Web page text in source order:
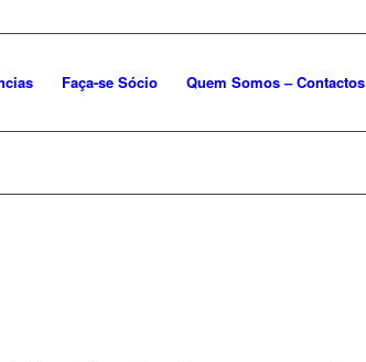
Faça-se Sócio Quem Somos – Contactos